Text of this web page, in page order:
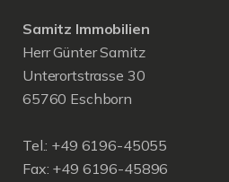
Samitz Immobilien
Herr Günter Samitz
Unterortstrasse 30
65760 Eschborn
Tel.: +49 6196-45055
Fax: +49 6196-45896